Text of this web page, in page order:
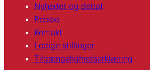
Nyheder og debat
Presse
Kontakt
Ledige stillinger
Tilgængelighedserklæring